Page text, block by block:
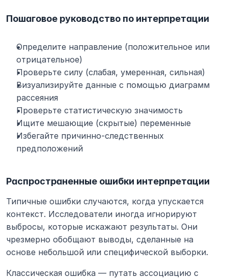
Пошаговое руководство по интерпретации
Определите направление (положительное или
отрицательное)
Проверьте силу (слабая, умеренная, сильная)
Визуализируйте данные с помощью диаграмм
рассеяния
Проверьте статистическую значимость
Ищите мешающие (скрытые) переменные
Избегайте причинно-следственных
предположений
Распространенные ошибки интерпретации
Типичные ошибки случаются, когда упускается
контекст. Исследователи иногда игнорируют
выбросы, которые искажают результаты. Они
чрезмерно обобщают выводы, сделанные на
основе небольшой или специфической выборки.
Классическая ошибка — путать ассоциацию с